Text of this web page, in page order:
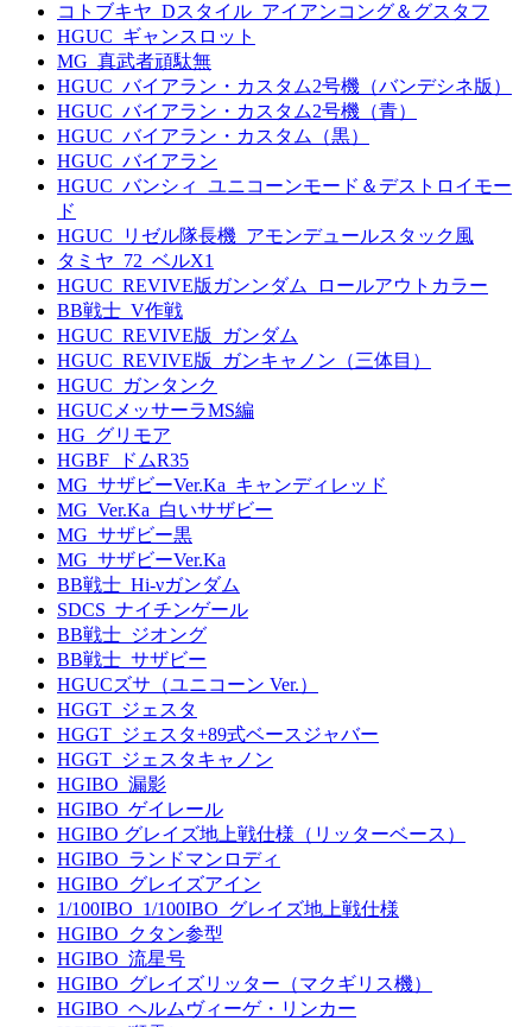
コトブキヤ_Dスタイル_アイアンコング＆グスタフ
HGUC_ギャンスロット
MG_真武者頑駄無
HGUC_バイアラン・カスタム2号機（バンデシネ版）
HGUC_バイアラン・カスタム2号機（青）
HGUC_バイアラン・カスタム（黒）
HGUC_バイアラン
HGUC_バンシィ_ユニコーンモード＆デストロイモー
ド
HGUC_リゼル隊長機_アモンデュールスタック風
タミヤ_72_ベルX1
HGUC_REVIVE版ガンンダム_ロールアウトカラー
BB戦士_V作戦
HGUC_REVIVE版_ガンダム
HGUC_REVIVE版_ガンキャノン（三体目）
HGUC_ガンタンク
HGUCメッサーラMS編
HG_グリモア
HGBF_ドムR35
MG_サザビーVer.Ka_キャンディレッド
MG_Ver.Ka_白いサザビー
MG_サザビー黒
MG_サザビーVer.Ka
BB戦士_Hi-νガンダム
SDCS_ナイチンゲール
BB戦士_ジオング
BB戦士_サザビー
HGUCズサ（ユニコーン Ver.）
HGGT_ジェスタ
HGGT_ジェスタ+89式ベースジャバー
HGGT_ジェスタキャノン
HGIBO_漏影
HGIBO_ゲイレール
HGIBO グレイズ地上戦仕様（リッターベース）
HGIBO_ランドマンロディ
HGIBO_グレイズアイン
1/100IBO_1/100IBO_グレイズ地上戦仕様
HGIBO_クタン参型
HGIBO_流星号
HGIBO_グレイズリッター（マクギリス機）
HGIBO_ヘルムヴィーゲ・リンカー